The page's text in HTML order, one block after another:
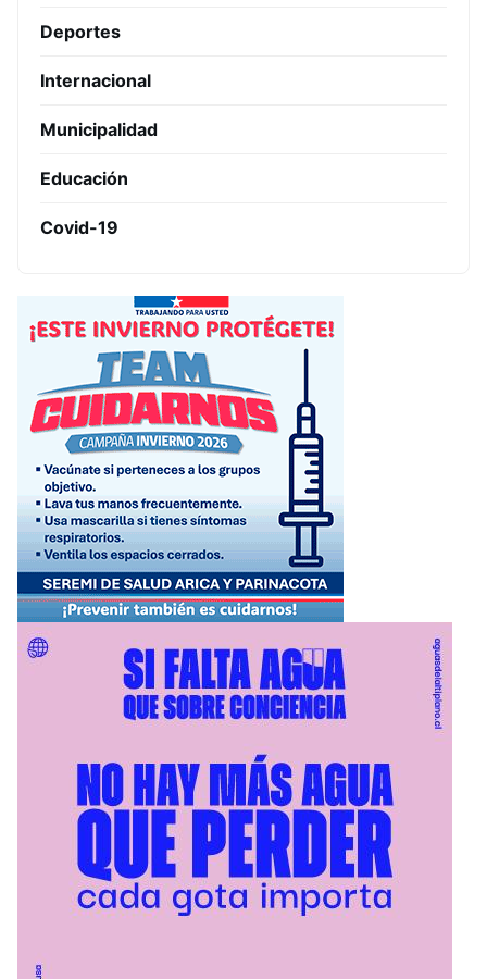
Deportes
Internacional
Municipalidad
Educación
Covid-19